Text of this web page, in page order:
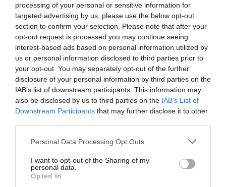
processing of your personal or sensitive information for
targeted advertising by us, please use the below opt-out
section to confirm your selection. Please note that after your
opt-out request is processed you may continue seeing
interest-based ads based on personal information utilized by
us or personal information disclosed to third parties prior to
your opt-out. You may separately opt-out of the further
disclosure of your personal information by third parties on the
IAB’s list of downstream participants. This information may
also be disclosed by us to third parties on the IAB’s List of
Downstream Participants that may further disclose it to other
Please note that this website/app uses one or more Google
not limited to your visit or usage behaviour. You may click to
grant or deny consent to Google and its third-party tags to
use your data for below specified purposes in below Google
Personal Data Processing Opt Outs
I want to opt-out of the Sharing of my
personal data.
Opted In
Forrás: Blikk
Megosztás: Facebook Twitter Pinterest
Címkék: párkapcsolat,Kulcsár Edina Csuti,
gyerekszületés
Korábbi bejegyzések Következő bejegyzés
HASONLÓ BEJEGYZÉSEK